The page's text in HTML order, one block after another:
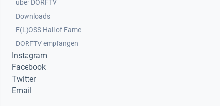
über DORFTV
Downloads
F(L)OSS Hall of Fame
Footer 4
DORFTV empfangen
Instagram
Facebook
Twitter
Email